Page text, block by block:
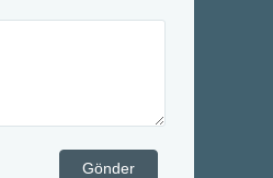
Gönder